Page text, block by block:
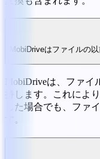
MobiDriveはファイルの
MobiDriveは、ファ
持します。これによ
した場合でも、ファ
す。